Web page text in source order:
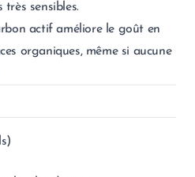
sensibles.
actif améliore le goût en
organiques, même si aucune